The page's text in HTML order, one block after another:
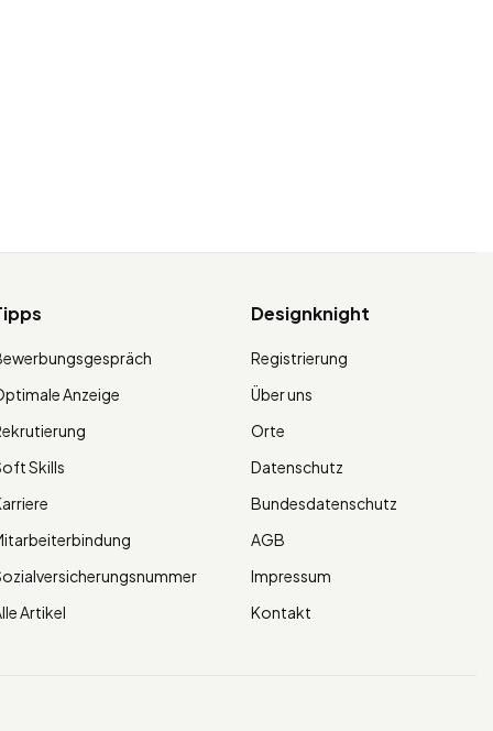
Anzeige
Skills
Artikel
Designknight
Registrierung
Über uns
Orte
Datenschutz
Bundesdatenschutz
AGB
Impressum
Kontakt